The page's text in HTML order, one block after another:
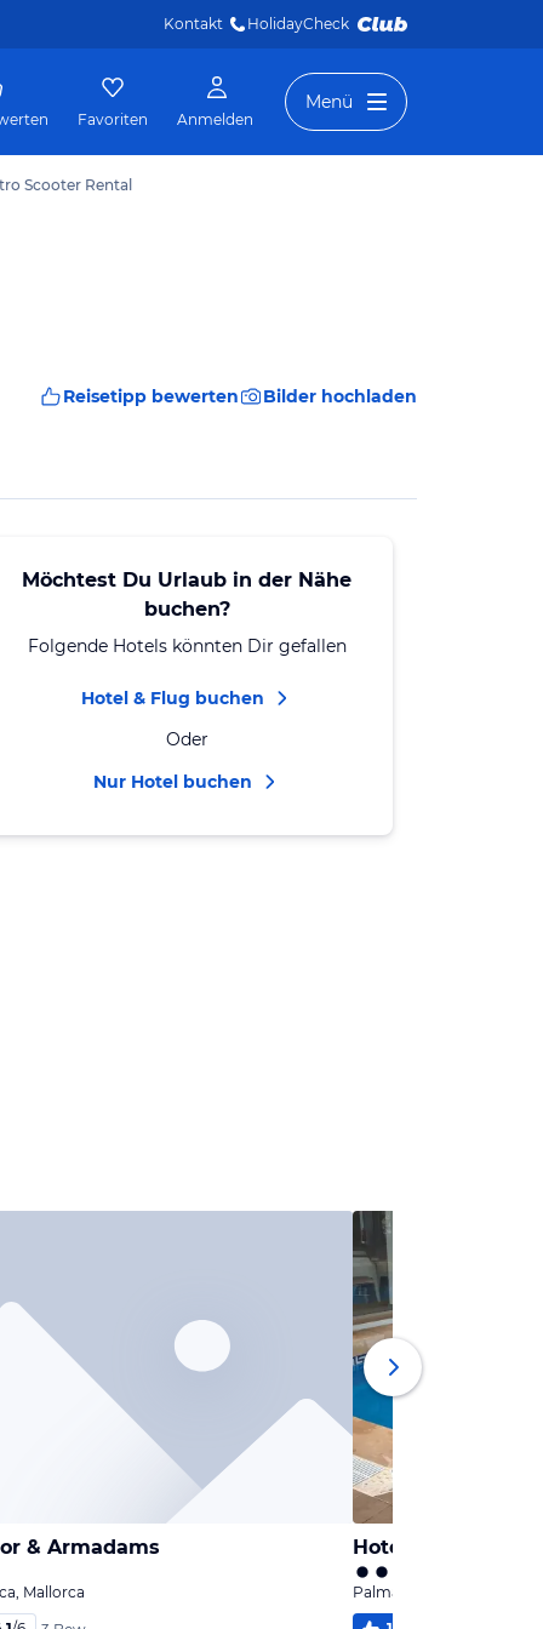
Kontakt HolidayCheck
Favoriten Anmelden
Menü
Scooter Rental
Reisetipp bewerten Bilder hochladen
Möchtest Du Urlaub in der Nähe
buchen?
Folgende Hotels könnten Dir gefallen
Hotel & Flug buchen
Oder
Nur Hotel buchen
& Armadams
Mallorca
Hotel Costa Azul
Palma de Mallorca,